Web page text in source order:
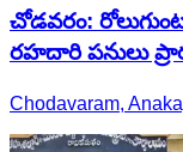
చోడవరం:
రహదారి పనులు
Chodavaram,